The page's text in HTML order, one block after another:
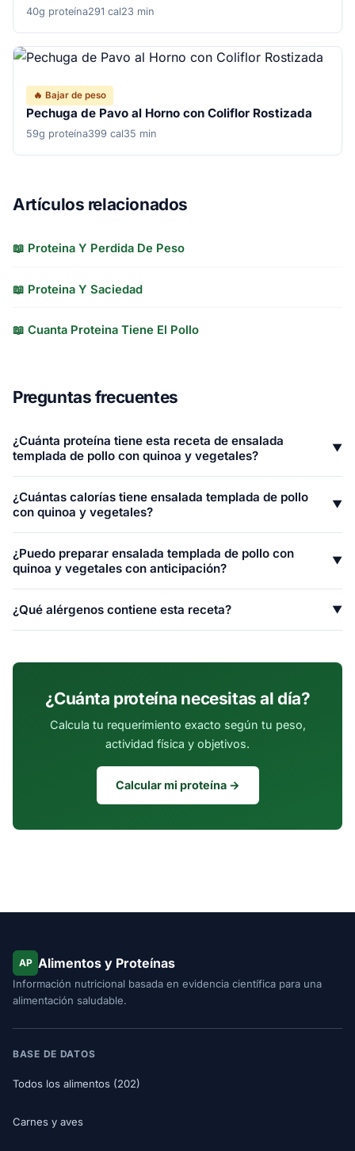
40g proteína291 cal23 min
🔥 Bajar de peso
Pechuga de Pavo al Horno con Coliflor Rostizada
59g proteína399 cal35 min
Artículos relacionados
📖 Proteina Y Perdida De Peso
📖 Proteina Y Saciedad
📖 Cuanta Proteina Tiene El Pollo
Preguntas frecuentes
¿Cuánta proteína tiene esta receta de ensalada
templada de pollo con quinoa y vegetales?
▼
vegetales aporta 45.6g de proteína. La receta completa (1
porción) contiene 45.6g de proteína total, proveniente de
¿Cuántas calorías tiene ensalada templada de pollo
con quinoa y vegetales?
▼
vegetales tiene 388 calorías. De estas, 182 provienen de
proteína (47%), 128 de grasa y 80 de carbohidratos.
¿Puedo preparar ensalada templada de pollo con
quinoa y vegetales con anticipación?
▼
conserva bien en refrigerador por 3-4 días en recipiente
¿Qué alérgenos contiene esta receta? ▼
¿Cuánta proteína necesitas al día?
Calcula tu requerimiento exacto según tu peso,
actividad física y objetivos.
Calcular mi proteína →
AP Alimentos y Proteínas
Información nutricional basada en evidencia científica para una
alimentación saludable.
BASE DE DATOS
Todos los alimentos (202)
Carnes y aves